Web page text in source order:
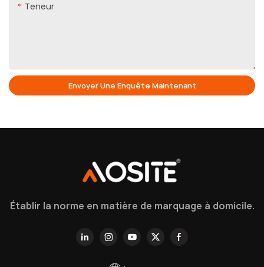
Teneur
Envoyer Une Enquête Maintenant
Établir la norme en matière de marquage à domicile.